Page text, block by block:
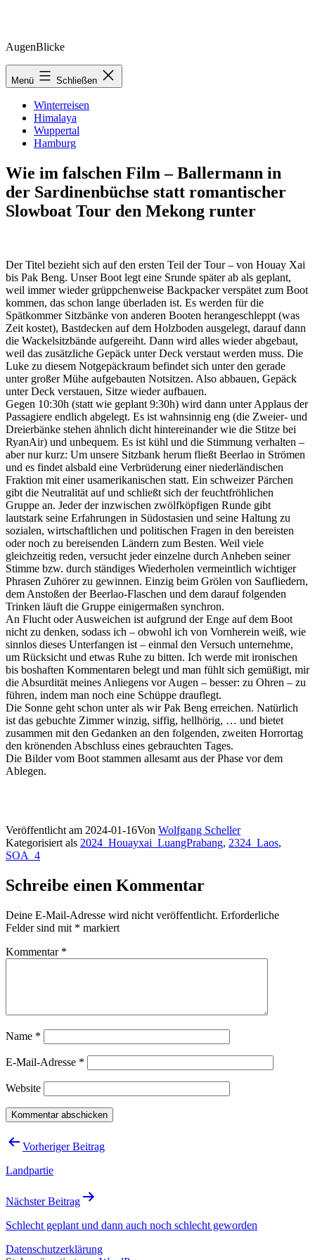
Zum
springen
AugenBlicke
Menü Schließen
Winterreisen
Himalaya
Wuppertal
Hamburg
Wie im falschen Film – Ballermann in
der Sardinenbüchse statt romantischer
Slowboat Tour den Mekong runter
Der Titel bezieht sich auf den ersten Teil der Tour – von Houay Xai
bis Pak Beng. Unser Boot legt eine Srunde später ab als geplant,
weil immer wieder grüppchenweise Backpacker verspätet zum Boot
kommen, das schon lange überladen ist. Es werden für die
Spätkommer Sitzbänke von anderen Booten herangeschleppt (was
Zeit kostet), Bastdecken auf dem Holzboden ausgelegt, darauf dann
die Wackelsitzbände aufgereiht. Dann wird alles wieder abgebaut,
weil das zusätzliche Gepäck unter Deck verstaut werden muss. Die
Luke zu diesem Notgepäckraum befindet sich unter den gerade
unter großer Mühe aufgebauten Notsitzen. Also abbauen, Gepäck
unter Deck verstauen, Sitze wieder aufbauen.
Gegen 10:30h (statt wie geplant 9:30h) wird dann unter Applaus der
Passagiere endlich abgelegt. Es ist wahnsinnig eng (die Zweier- und
Dreierbänke stehen ähnlich dicht hintereinander wie die Stitze bei
RyanAir) und unbequem. Es ist kühl und die Stimmung verhalten –
aber nur kurz: Um unsere Sitzbank herum fließt Beerlao in Strömen
und es findet alsbald eine Verbrüderung einer niederländischen
Fraktion mit einer usamerikanischen statt. Ein schweizer Pärchen
gibt die Neutralität auf und schließt sich der feuchtfröhlichen
Gruppe an. Jeder der inzwischen zwölfköpfigen Runde gibt
lautstark seine Erfahrungen in Südostasien und seine Haltung zu
sozialen, wirtschaftlichen und politischen Fragen in den bereisten
oder noch zu bereisenden Ländern zum Besten. Weil viele
gleichzeitig reden, versucht jeder einzelne durch Anheben seiner
Stimme bzw. durch ständiges Wiederholen vermeintlich wichtiger
Phrasen Zuhörer zu gewinnen. Einzig beim Grölen von Saufliedern,
dem Anstoßen der Beerlao-Flaschen und dem darauf folgenden
Trinken läuft die Gruppe einigermaßen synchron.
An Flucht oder Ausweichen ist aufgrund der Enge auf dem Boot
nicht zu denken, sodass ich – obwohl ich von Vornherein weiß, wie
sinnlos dieses Unterfangen ist – einmal den Versuch unternehme,
um Rücksicht und etwas Ruhe zu bitten. Ich werde mit ironischen
bis boshaften Kommentaren belegt und man fühlt sich gemüßigt, mir
die Absurdität meines Anliegens vor Augen – besser: zu Ohren – zu
führen, indem man noch eine Schüppe drauflegt.
Die Sonne geht schon unter als wir Pak Beng erreichen. Natürlich
ist das gebuchte Zimmer winzig, siffig, hellhörig, … und bietet
zusammen mit den Gedanken an den folgenden, zweiten Horrortag
den krönenden Abschluss eines gebrauchten Tages.
Die Bilder vom Boot stammen allesamt aus der Phase vor dem
Ablegen.
Veröffentlicht am 2024-01-16Von Wolfgang Scheller
Kategorisiert als 2024_Houayxai_LuangPrabang, 2324_Laos,
SOA_4
Schreibe einen Kommentar
Deine E-Mail-Adresse wird nicht veröffentlicht. Erforderliche
Felder sind mit * markiert
Kommentar *
Name *
E-Mail-Adresse *
Website
Beitragsnavigation
Vorheriger Beitrag
Landpartie
Nächster Beitrag
Schlecht geplant und dann auch noch schlecht geworden
Datenschutzerklärung